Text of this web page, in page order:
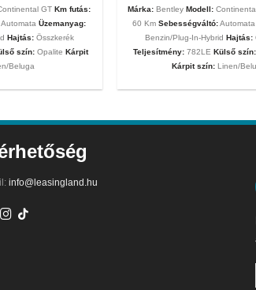
GTKm futás:
AutomataÜzemanyag:
Hajtás:Összkerék
szín: Opalite Kárpit
Beluga
Márka: Bentley Modell:
60 KmSebességváltó:
Benzin/Plug-In-Hybrid Hajtás:
Teljesítmény:782LE Külső szín:
Kárpit szín:Linen/
info@leasingland.hu